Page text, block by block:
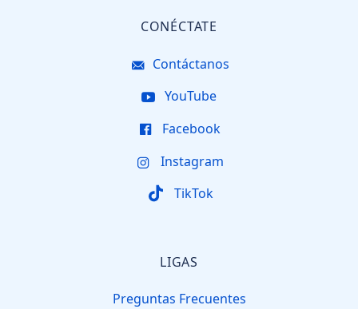
CONÉCTATE
Contáctanos
YouTube
Facebook
Instagram
TikTok
LIGAS
Preguntas Frecuentes